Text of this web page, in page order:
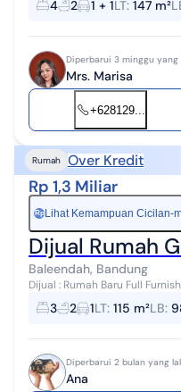
Tidur 4 Kamar Mandi 2 Listrik
4 2 1 + 1LT: 147 m²
Diperbarui 3 minggu yang
Mrs. Marisa
+628129...
Rumah Over Kredit
Rp 1,3 Miliar
Rp Lihat Kemampuan Cicilan-
Dijual Rumah
Baleendah, Bandung
Dijual : Rumah Baru Full
Interior yang Cozy) Lt. 115m²/
Sible + filt...
3 2 1LT: 115 m²LB:
Diperbarui 2 bulan yang
Ana